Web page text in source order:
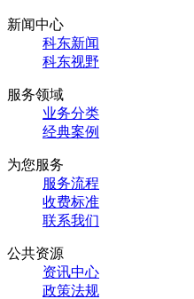
新闻中心
科东新闻
科东视野
服务领域
业务分类
经典案例
为您服务
服务流程
收费标准
联系我们
公共资源
资讯中心
政策法规